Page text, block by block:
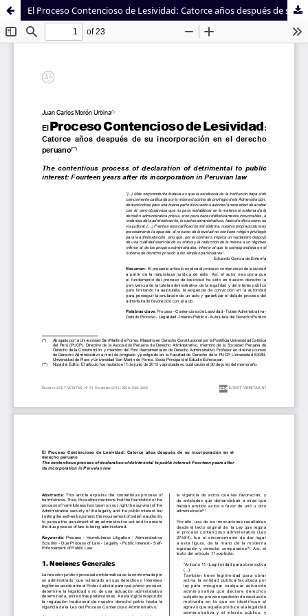
Sistema de
Bibliotecas
Facultad de
Derecho
El Proceso Contencioso de Lesividad: Catorce años después de su incorporación en el derecho peruano